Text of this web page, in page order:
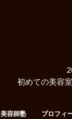
初めての美容
美容師塾 プロフィ